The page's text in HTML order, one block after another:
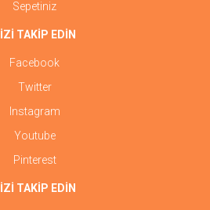
Sepetiniz
TAKİP EDİN
Facebook
Twitter
Instagram
Youtube
Pinterest
TAKİP EDİN